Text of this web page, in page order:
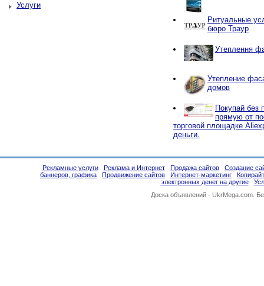
Услуги
Ритуальные
бюро Траур
Утеплення
Утепление
домов
Покупай без
прямую от
торговой площадке
деньги.
Рекламные услуги Реклама и Интернет Продажа сайтов
Создание
баннеров, графика
Продвижение сайтов Интернет-маркетинг
электронных денег на другие
Доска объявлений - UkrMega.com.